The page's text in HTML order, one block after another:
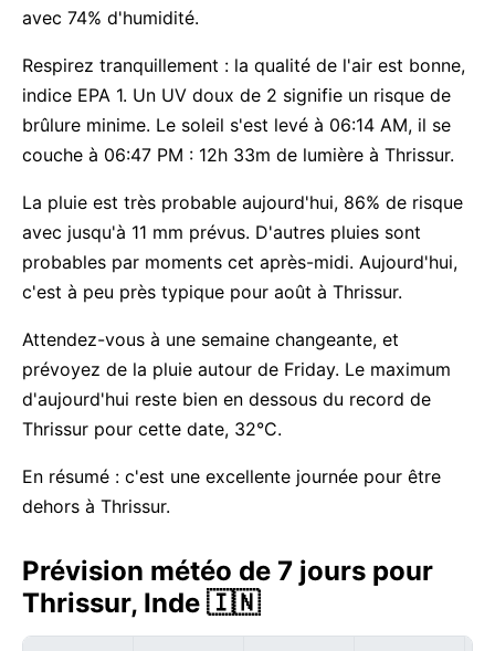
avec 74% d'humidité.
Respirez tranquillement : la qualité de l'air est bonne,
indice EPA 1. Un UV doux de 2 signifie un risque de
brûlure minime. Le soleil s'est levé à 06:14 AM, il se
couche à 06:47 PM : 12h 33m de lumière à Thrissur.
La pluie est très probable aujourd'hui, 86% de risque
avec jusqu'à 11 mm prévus. D'autres pluies sont
probables par moments cet après-midi. Aujourd'hui,
c'est à peu près typique pour août à Thrissur.
Attendez-vous à une semaine changeante, et
prévoyez de la pluie autour de Friday. Le maximum
d'aujourd'hui reste bien en dessous du record de
Thrissur pour cette date, 32°C.
En résumé : c'est une excellente journée pour être
dehors à Thrissur.
Prévision météo de 7 jours pour
Thrissur, Inde 🇮🇳